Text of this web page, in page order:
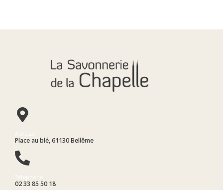
Adresse
Place au blé, 61130 Bellême
Téléphone
02 33 85 50 18